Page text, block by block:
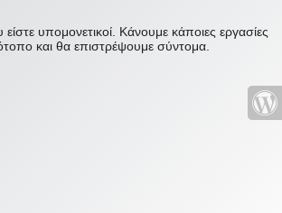
υπομονετικοί. Κάνουμε κάποιες εργασίες
και θα επιστρέψουμε σύντομα.